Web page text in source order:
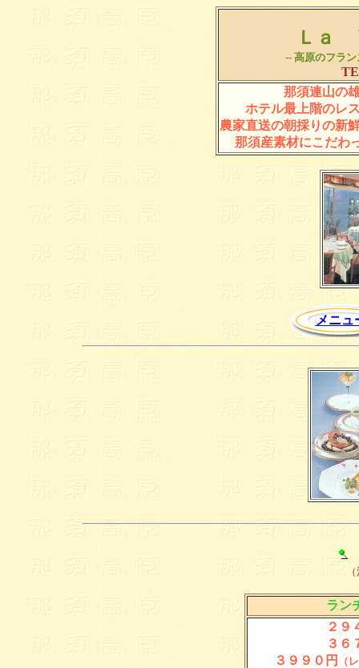
Ｌａ
-- 高原のフラ
那須連山の
ホテル最上階のレ
農家直送の朝採りの新
那須産素材にこだわ
メニュ
ラン
２９
３６
３９９０円
（